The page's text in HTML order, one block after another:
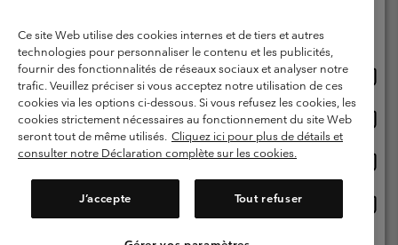
Gebruiksvoorwaarden
Verkoopvoorwaarden
Garantie
Privacybeleid
Gebruiksvoorwaarden voor lidmaatschap
Voorwaarden voor door gebruikers gegenereerde inhoud
Impressum
Cookies
Helpcentrum: Maan-Vrij. 9:00 - 13:00 & 14:00- 18:00
Ce site Web utilise des cookies internes et de tiers et autres
technologies pour personnaliser le contenu et les publicités,
fournir des fonctionnalités de réseaux sociaux et analyser notre
trafic. Veuillez préciser si vous acceptez notre utilisation de ces
cookies via les options ci-dessous. Si vous refusez les cookies, les
cookies strictement nécessaires au fonctionnement du site Web
seront tout de même utilisés. Cliquez ici pour plus de détails et
consulter notre Déclaration complète sur les cookies.
J’accepte Tout refuser
Online shoppen beschikbaar
United States
Belgium-English
Belgium-Français
Belgium-Dutch